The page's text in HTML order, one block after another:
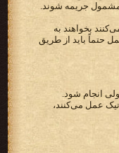
جریمه شوند.
بخواهند به
حتماً باید از طریق
انجام شود.
عمل می‌کنند،